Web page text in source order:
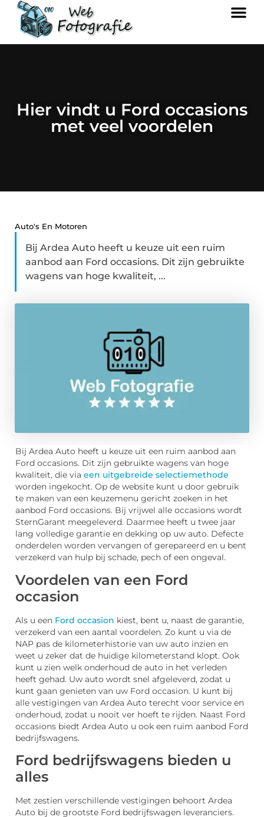
Hier vindt u Ford occasions
met veel voordelen
Auto's En Motoren
Bij Ardea Auto heeft u keuze uit een ruim
aanbod aan Ford occasions. Dit zijn gebruikte
wagens van hoge kwaliteit, ...
Bij Ardea Auto heeft u keuze uit een ruim aanbod aan
Ford occasions. Dit zijn gebruikte wagens van hoge
kwaliteit, die via een uitgebreide selectiemethode
worden ingekocht. Op de website kunt u door gebruik
te maken van een keuzemenu gericht zoeken in het
aanbod Ford occasions. Bij vrijwel alle occasions wordt
SternGarant meegeleverd. Daarmee heeft u twee jaar
lang volledige garantie en dekking op uw auto. Defecte
onderdelen worden vervangen of gerepareerd en u bent
verzekerd van hulp bij schade, pech of een ongeval.
Voordelen van een Ford
occasion
Als u een Ford occasion kiest, bent u, naast de garantie,
verzekerd van een aantal voordelen. Zo kunt u via de
NAP pas de kilometerhistorie van uw auto inzien en
weet u zeker dat de huidige kilometerstand klopt. Ook
kunt u zien welk onderhoud de auto in het verleden
heeft gehad. Uw auto wordt snel afgeleverd, zodat u
kunt gaan genieten van uw Ford occasion. U kunt bij
alle vestigingen van Ardea Auto terecht voor service en
onderhoud, zodat u nooit ver hoeft te rijden. Naast Ford
occasions biedt Ardea Auto u ook een ruim aanbod Ford
bedrijfswagens.
Ford bedrijfswagens bieden u
alles
Met zestien verschillende vestigingen behoort Ardea
Auto bij de grootste Ford bedrijfswagen leveranciers.